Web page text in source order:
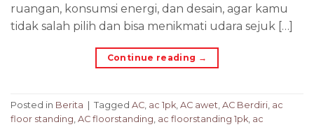
ruangan, konsumsi energi, dan desain, agar kamu
tidak salah pilih dan bisa menikmati udara sejuk […]
Continue reading →
Posted in Berita Tagged AC, ac 1pk, AC awet, AC Berdiri, ac
floor standing, AC floorstanding, ac floorstanding 1pk, ac